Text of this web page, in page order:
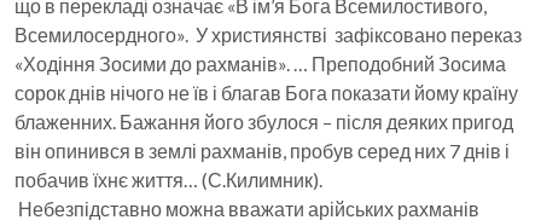
що в перекладі означає «В ім’я Бога Всемилостивого,
Всемилосердного». У християнстві зафіксовано переказ
«Ходіння Зосими до рахманів». … Преподобний Зосима
сорок днів нічого не їв і благав Бога показати йому країну
блаженних. Бажання його збулося – після деяких пригод
він опинився в землі рахманів, пробув серед них 7 днів і
побачив їхнє життя… (С.Килимник).
Небезпідставно можна вважати арійських рахманів